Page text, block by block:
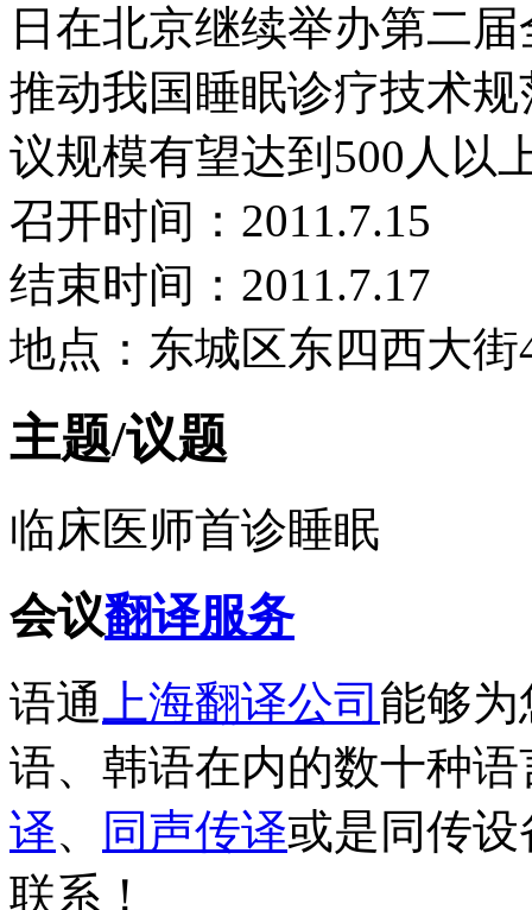
日在北京继续举办第二
推动我国睡眠诊疗技术
议规模有望达到500人以
召开时间：2011.7.15
结束时间：2011.7.17
地点：东城区东四西大街
主题/议题
临床医师首诊睡眠
会议翻译服务
语通 上海翻译公司 能够
语、韩语在内的数十种语
译、 同声传译或是同传
联系！